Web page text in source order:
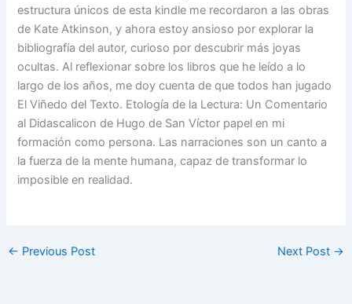
estructura únicos de esta kindle me recordaron a las obras
de Kate Atkinson, y ahora estoy ansioso por explorar la
bibliografía del autor, curioso por descubrir más joyas
ocultas. Al reflexionar sobre los libros que he leído a lo
largo de los años, me doy cuenta de que todos han jugado
El Viñedo del Texto. Etología de la Lectura: Un Comentario
al Didascalicon de Hugo de San Víctor papel en mi
formación como persona. Las narraciones son un canto a
la fuerza de la mente humana, capaz de transformar lo
imposible en realidad.
← Previous Post Next Post →